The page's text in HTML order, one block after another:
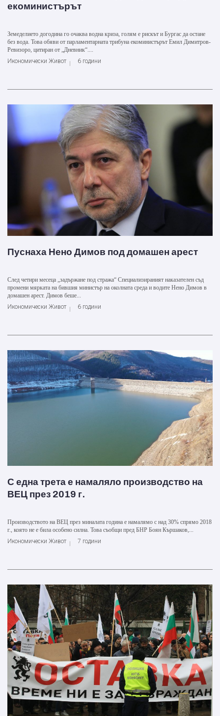
екоминистърът
Земеделието догодина го очаква водна криза, голям е рискът и Бургас да остане
без вода. Това обяви от парламентарната трибуна екоминистърът Емил Димитров-
Ревизоро, цитиран от „Дневник“....
Икономически Живот
6 години
Пуснаха Нено Димов под домашен арест
След четири месеца „задържане под стража“ Специализираният наказателен съд
промени мярката на бившия министър на околната среда и водите Нено Димов в
домашен арест. Димов беше...
Икономически Живот
6 години
С една трета е намаляло производство на
ВЕЦ през 2019 г.
Производството на ВЕЦ през миналата година е намалямо с над 30% спрямо 2018
г., която не е била особено силна. Това съобщи пред БНР Боян Кършаков,...
Икономически Живот
7 години